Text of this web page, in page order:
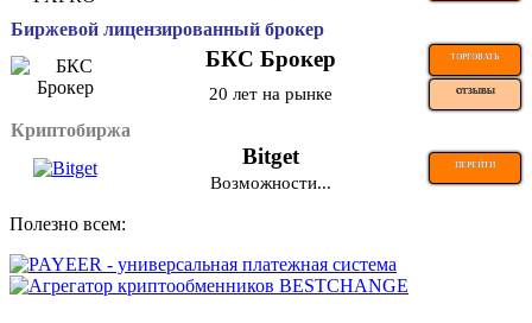
Биржевой лицензированный брокер
БКС Брокер ТОРГОВАТЬ
20 лет на рынке ОТЗЫВЫ
Криптобиржа
Bitget ПЕРЕЙТИ
Возможности...
Полезно всем: